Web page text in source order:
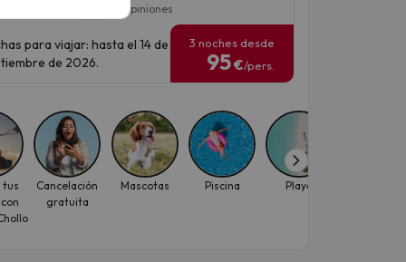
20 opiniones
para viajar: hasta el 14 de
de 2026.
3 noches desde
95€/pers.
tus
Cancelación
gratuita
Mascotas Piscina Playa